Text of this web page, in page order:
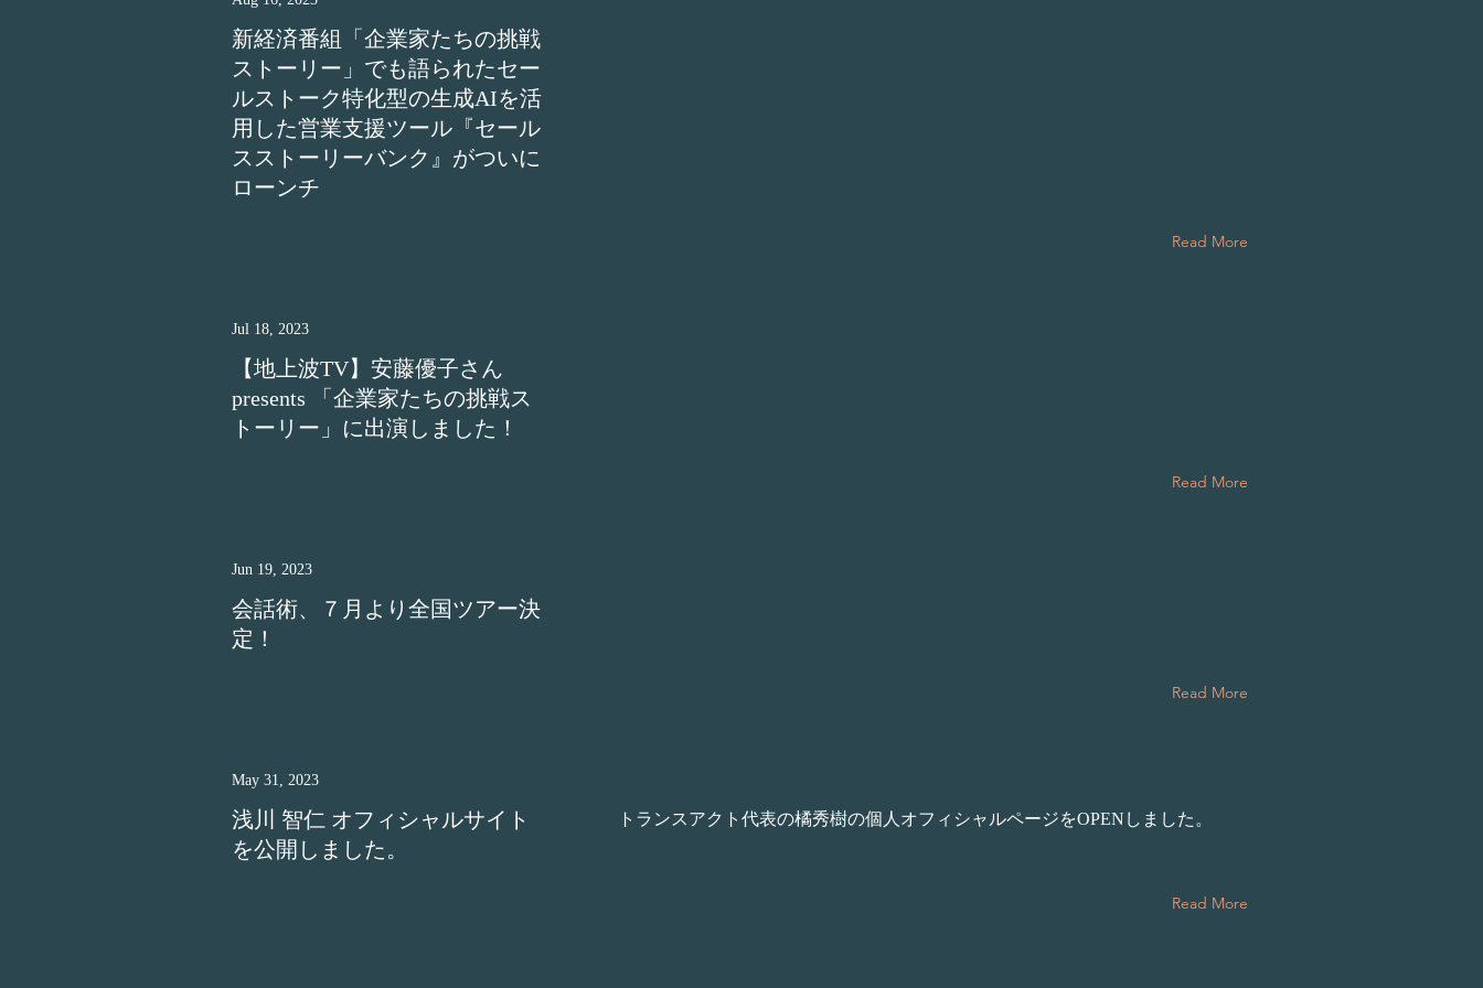
新経済番組「企業家たちの挑戦
ストーリー」でも語られたセー
ルストーク特化型の生成AIを活
用した営業支援ツール『セール
スストーリーバンク』がついに
ローンチ
Read More
Jul 18, 2023
【地上波TV】安藤優子さん
presents 「企業家たちの挑戦ス
トーリー」に出演しました！
Read More
Jun 19, 2023
会話術、７月より全国ツアー決
定！
Read More
May 31, 2023
浅川 智仁 オフィシャルサイト
を公開しました。
トランスアクト代表の橘秀樹の個人オフィシャルページをOPENしました。
Read More